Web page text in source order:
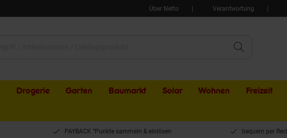
Über Netto Verantwortung
Drogerie Garten Baumarkt Solar Wohnen Freizeit
PAYBACK °Punkte sammeln & einlösen bequem per